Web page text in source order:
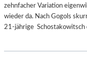
zehnfacher Variation
wieder da. Nach Gogols
21-jährige Schostakowitsch